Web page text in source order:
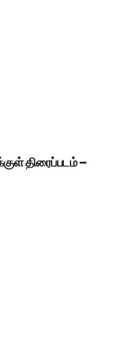
திரைப்படம் –